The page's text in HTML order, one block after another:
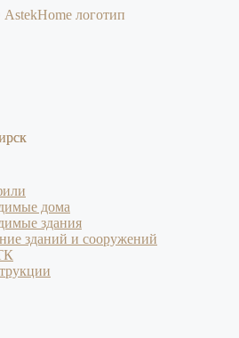
дома
здания
зданий и сооружений